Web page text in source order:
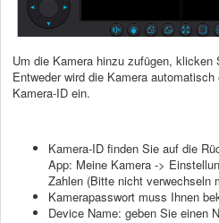
Um die Kamera hinzu zufügen,
Entweder wird die Kamera
Kamera-ID ein.
Kamera-ID finden Sie auf die
App: Meine Kamera ->
Zahlen (Bitte nicht verwechseln
Kamerapasswort muss Ihnen
Device Name: geben Sie einen